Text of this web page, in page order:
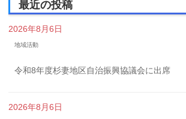
最近の投稿
2026年8月6日
地域活動
令和8年度杉妻地区自治振興協議会に出席
2026年8月6日